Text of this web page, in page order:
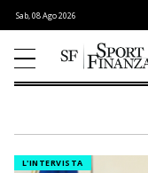
Sab, 08 Ago 2026
L'INTERVISTA